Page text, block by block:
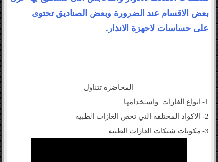
بعض الاقسام عند الضرورة وبعض الصناديق تحتوى
على حساسات لاجهزة الانذار .
المحاضره تتناول
1- انواع الغازات واستخدامها
2- الاكواد المختلفه التي تخص الغازات الطبيه
3- مكونات شبكات الغازات الطبيه